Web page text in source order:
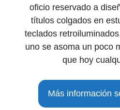
oficio reservado a
títulos colgados en
teclados
uno se asoma un poco
que hoy
Más información